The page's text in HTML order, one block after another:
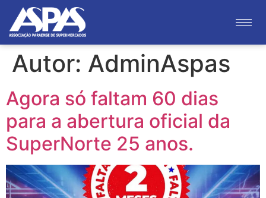
Autor: AdminAspas
Agora só faltam 60 dias
para a abertura oficial da
SuperNorte 25 anos.